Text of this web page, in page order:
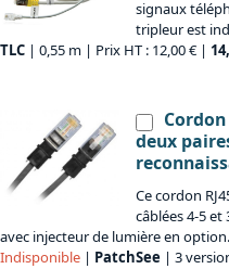
signaux
tripleur est
TLC | 0,55 m | Prix HT : 12,00 € |
deux
Ce cordon
câblées 4-5 et
avec injecteur de lumière en option.
Indisponible | PatchSee | 3